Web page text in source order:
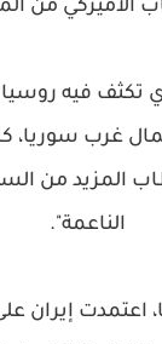
الأميركي من
تكثف فيه
غرب سوريا،
المزيد من
الناعمة".
اعتمدت إيران